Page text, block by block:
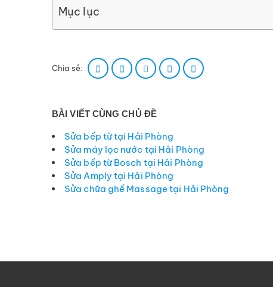
Mục lục
Chia sẻ:
BÀI VIẾT CÙNG CHỦ ĐỀ
Sửa bếp từ tại Hải Phòng
Sửa máy lọc nước tại Hải Phòng
Sửa bếp từ Bosch tại Hải Phòng
Sửa Amply tại Hải Phòng
Sửa chữa ghế Massage tại Hải Phòng